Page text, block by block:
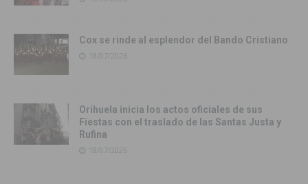
Cox se rinde al esplendor del Bando Cristiano
18/07/2026
Orihuela inicia los actos oficiales de sus
Fiestas con el traslado de las Santas Justa y
Rufina
18/07/2026